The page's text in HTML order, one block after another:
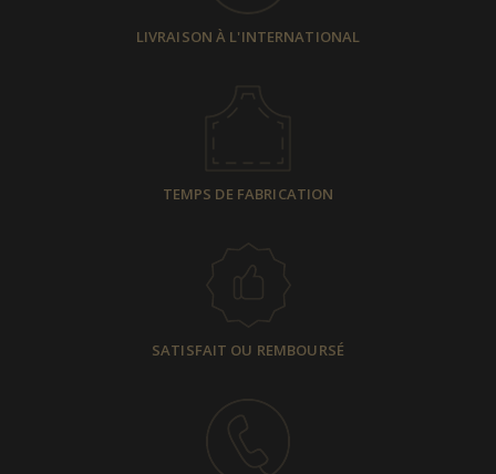
LIVRAISON À L'INTERNATIONAL
TEMPS DE FABRICATION
SATISFAIT OU REMBOURSÉ